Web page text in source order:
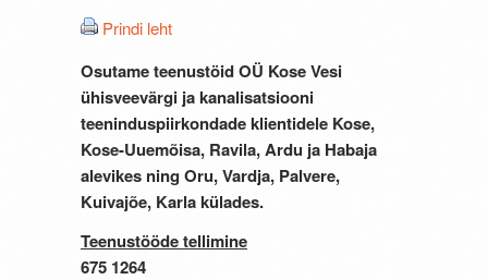
Prindi leht
Osutame teenustöid OÜ Kose Vesi
ühisveevärgi ja kanalisatsiooni
teeninduspiirkondade klientidele Kose,
Kose-Uuemõisa, Ravila, Ardu ja Habaja
alevikes ning Oru, Vardja, Palvere,
Kuivajõe, Karla külades.
Teenustööde tellimine
675 1264